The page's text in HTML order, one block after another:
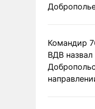
Командир
ВДВ